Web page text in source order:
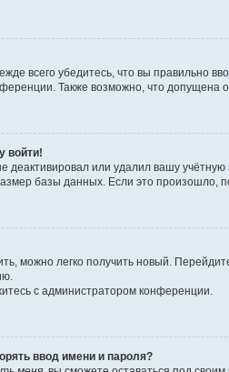
всего убедитесь, что вы правильно
Также возможно, что
войти!
деактивировал или удалил вашу
базы данных. Если это произошло,
можно легко получить новый.
с администратором конференции.
ввод имени и пароля?